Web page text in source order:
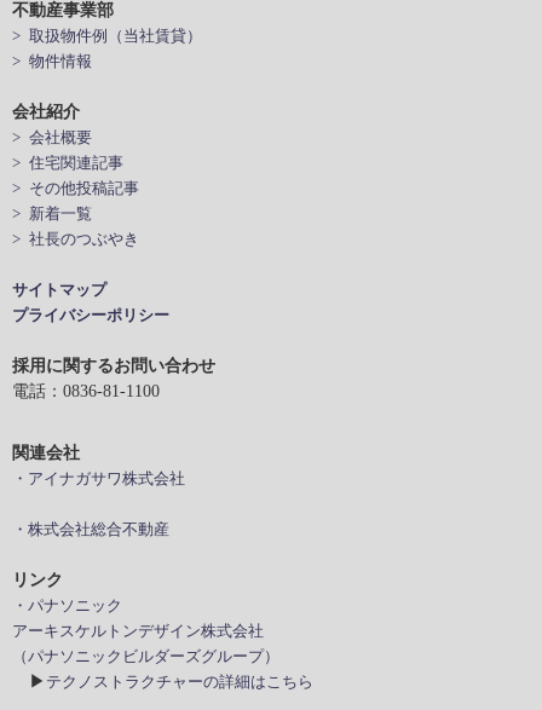
不動産事業部
> 取扱物件例（当社賃貸）
> 物件情報
会社紹介
> 会社概要
> 住宅関連記事
> その他投稿記事
> 新着一覧
> 社長のつぶやき
サイトマップ
プライバシーポリシー
採用に関するお問い合わせ
電話：0836-81-1100
関連会社
・アイナガサワ株式会社
・株式会社総合不動産
リンク
・パナソニック
アーキスケルトンデザイン株式会社
（パナソニックビルダーズグループ）
▶ テクノストラクチャーの詳細はこちら